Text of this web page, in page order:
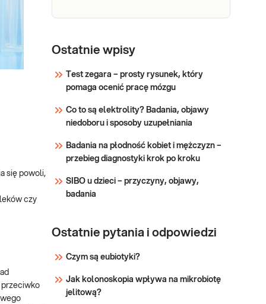
się powoli,
czy
przeciwko
dekarboksylazie
(anty-GAD)
kw. glutaminowego
(anty-GAD).
oznaczenie
przeciwciał IgG
dekarboksylazie
kwasu
(anty-GAD),
typu LADA oraz w
typu 1.
Sprawdź
Ostatnie wpisy
Test zegara – prosty rysunek, który
pomaga ocenić pracę mózgu
Co to są elektrolity? Badania, objawy
niedoboru i sposoby uzupełniania
Badania na płodność kobiet i mężczyzn –
przebieg diagnostyki krok po kroku
SIBO u dzieci – przyczyny, objawy,
badania
Ostatnie pytania i odpowiedzi
Czym są eubiotyki?
Jak kolonoskopia wpływa na mikrobiotę
jelitową?